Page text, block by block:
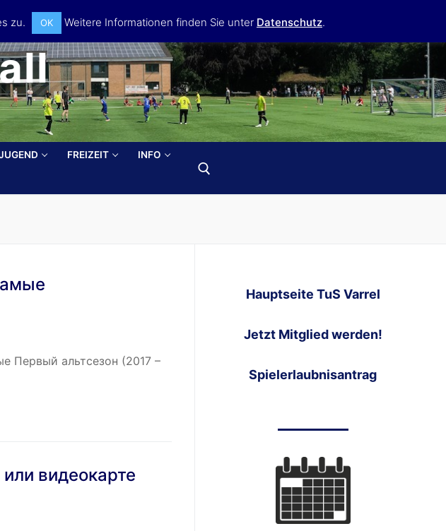
FREIZEIT INFO
Первый альтсезон (2017 –
видеокарте
Hauptseite TuS Varrel
Jetzt Mitglied werden!
Spielerlaubnisantrag
zu. OK Weitere Informationen finden Sie unter Datenschutz.